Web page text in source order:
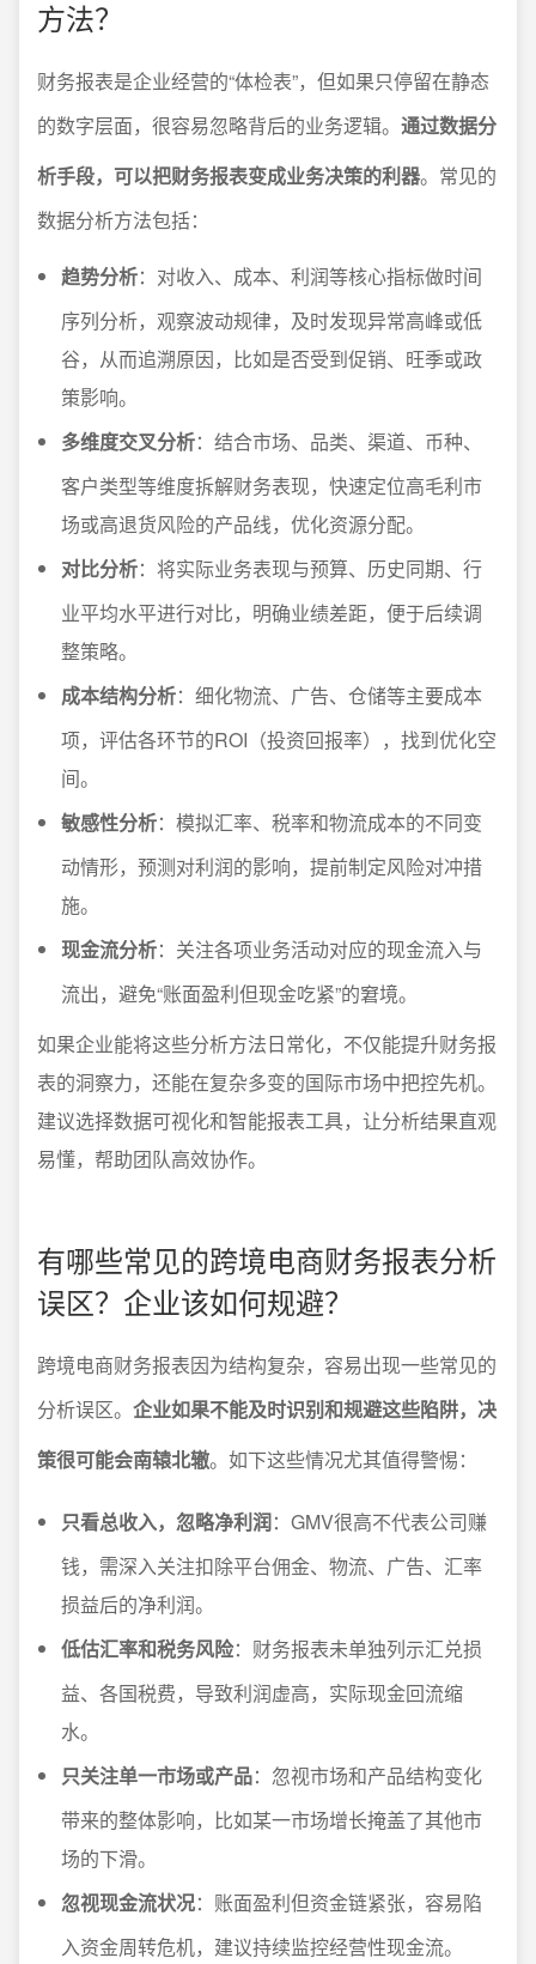
方法？
财务报表是企业经营的“体检表”，但如果只停留在静态
的数字层面，很容易忽略背后的业务逻辑。 通过数据分
析手段，可以把财务报表变成业务决策的利器。常见的
数据分析方法包括：
趋势分析：对收入、成本、利润等核心指标做时间
序列分析，观察波动规律，及时发现异常高峰或低
谷，从而追溯原因，比如是否受到促销、旺季或政
策影响。
多维度交叉分析：结合市场、品类、渠道、币种、
客户类型等维度拆解财务表现，快速定位高毛利市
场或高退货风险的产品线，优化资源分配。
对比分析：将实际业务表现与预算、历史同期、行
业平均水平进行对比，明确业绩差距，便于后续调
整策略。
成本结构分析：细化物流、广告、仓储等主要成本
项，评估各环节的ROI（投资回报率），找到优化空
间。
敏感性分析：模拟汇率、税率和物流成本的不同变
动情形，预测对利润的影响，提前制定风险对冲措
施。
现金流分析：关注各项业务活动对应的现金流入与
流出，避免“账面盈利但现金吃紧”的窘境。
如果企业能将这些分析方法日常化，不仅能提升财务报
表的洞察力，还能在复杂多变的国际市场中把控先机。
建议选择数据可视化和智能报表工具，让分析结果直观
易懂，帮助团队高效协作。
有哪些常见的跨境电商财务报表分析
误区？企业该如何规避？
跨境电商财务报表因为结构复杂，容易出现一些常见的
分析误区。 企业如果不能及时识别和规避这些陷阱，决
策很可能会南辕北辙。如下这些情况尤其值得警惕：
只看总收入，忽略净利润：GMV很高不代表公司赚
钱，需深入关注扣除平台佣金、物流、广告、汇率
损益后的净利润。
低估汇率和税务风险：财务报表未单独列示汇兑损
益、各国税费，导致利润虚高，实际现金回流缩
水。
只关注单一市场或产品：忽视市场和产品结构变化
带来的整体影响，比如某一市场增长掩盖了其他市
场的下滑。
忽视现金流状况：账面盈利但资金链紧张，容易陷
入资金周转危机，建议持续监控经营性现金流。